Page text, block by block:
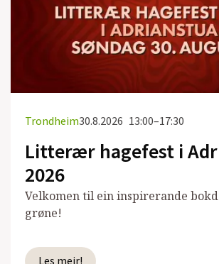
Trondheim30.8.2026 13:00–17:30
Litterær hagefest i
2026
Velkomen til ein inspirerande
grøne!